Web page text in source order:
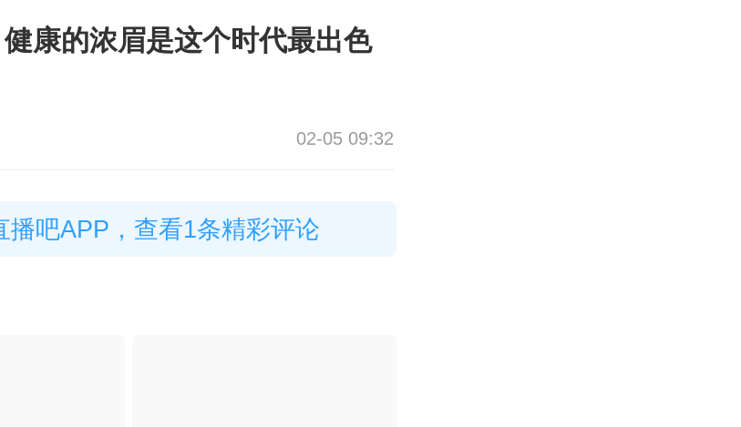
康的浓眉是这个时代最出色
02-05 09:32
播吧APP，查看1条精彩评论